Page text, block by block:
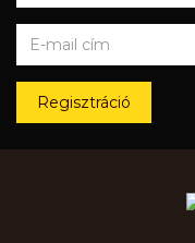
Regisztráció